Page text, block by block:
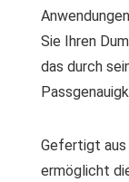
Sie Ihren
das durch
Gefertigt aus
ermöglicht